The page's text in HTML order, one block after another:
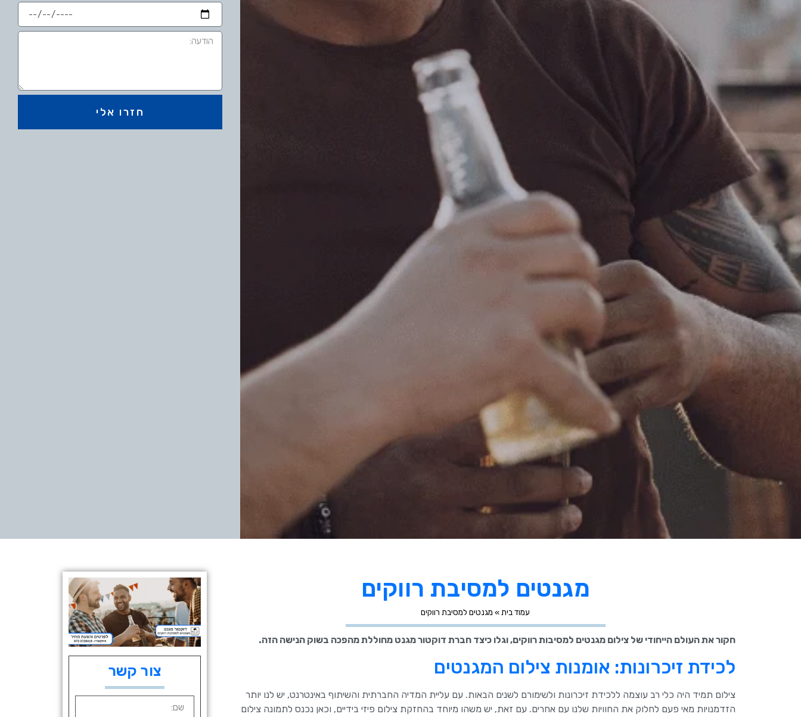
חזרו אלי
מגנטים למסיבת רווקים
עמוד בית » מגנטים למסיבת רווקים
חקור את העולם הייחודי של צילום מגנטים למסיבות רווקים, וגלו כיצד חברת דוקטור מגנט מחוללת מהפכה בשוק הנישה הזה.
לכידת זיכרונות: אומנות צילום המגנטים
צילום תמיד היה כלי רב עוצמה ללכידת זיכרונות ולשימורם לשנים הבאות. עם עליית המדיה החברתית והשיתוף באינטרנט, יש לנו יותר
הזדמנויות מאי פעם לחלוק את החוויות שלנו עם אחרים. עם זאת, יש משהו מיוחד בהחזקת צילום פיזי בידיים, וכאן נכנס לתמונה צילום
צור קשר